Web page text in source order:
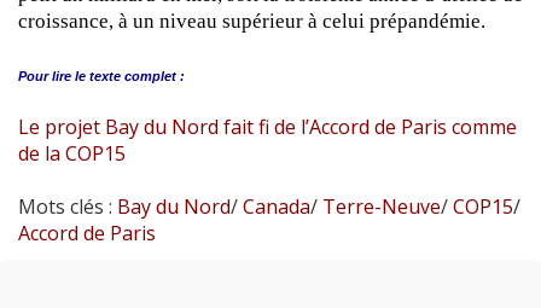
croissance, à un niveau supérieur à celui prépandémie.
Pour lire le texte complet :
Le projet Bay du Nord fait fi de l’Accord de Paris comme
de la COP15
Mots clés : Bay du Nord/Canada/ Terre-Neuve/COP15/
Accord de Paris